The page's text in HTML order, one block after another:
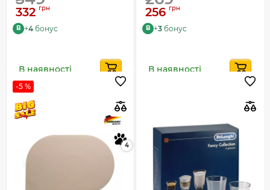
332 грн
B +4 бонус
В наявності
256 грн
B +3 бонус
В наявності
-5 %
4